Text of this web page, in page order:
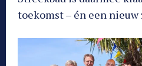
toekomst – én een nieuw